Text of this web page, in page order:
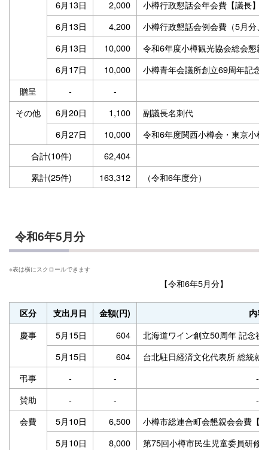
6月13日
2,000
小樽行政懇話会年会費【議長】
6月13日
4,200
小樽行政懇話会例会費（5月分
6月13日
10,000
令和6年度小樽観光協会総会懇
6月17日
10,000
小樽青年会議所創立69周年記念
贈呈
-
-
その他
6月20日 1,100
副議長名刺代
6月27日
10,000
令和6年度関西小樽会・東京小
合計(10件)
62,404
累計(25件)
163,312 （令和6年度分）
令和6年5月分
【令和6年5月分】
区分 支出月日 金額(円) 内容
慶事 5月15日 604
北海道ワイン創立50周年 記念祝
5月15日
604
台北駐日経済文化代表所 総統就
弔事
- -
-
賛助
- -
-
会費
5月10日 6,500
小樽市総連合町会懇親会会費【
5月10日
8,000
第75回小樽市民生児童委員研修